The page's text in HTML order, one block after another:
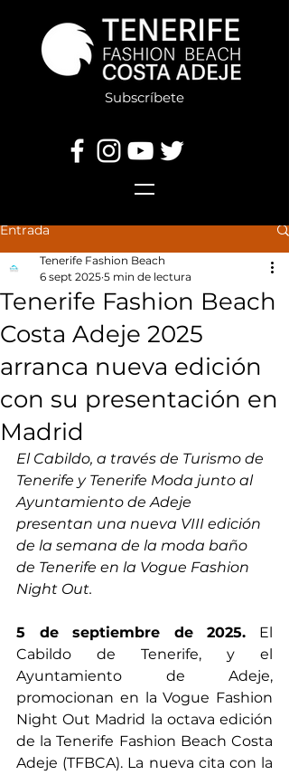
Subscríbete
Entrada
Tenerife Fashion Beach
Costa Adeje 2025
arranca nueva edición
con su presentación en
Madrid
Tenerife Fashion Beach
6 sept 2025 5 min de lectura
El Cabildo, a través de Turismo de
Tenerife y Tenerife Moda junto al
Ayuntamiento de Adeje
presentan una nueva VIII edición
de la semana de la moda baño
de Tenerife en la Vogue Fashion
Night Out.
5 de septiembre de 2025. El
Cabildo de Tenerife, y el
Ayuntamiento de Adeje,
promocionan en la Vogue Fashion
Night Out Madrid la octava edición
de la Tenerife Fashion Beach Costa
Adeje (TFBCA). La nueva cita con la